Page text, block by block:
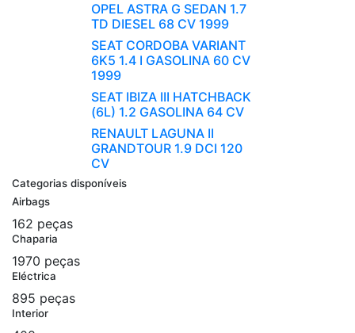
OPEL ASTRA G SEDAN 1.7
TD DIESEL 68 CV 1999
SEAT CORDOBA VARIANT
6K5 1.4 I GASOLINA 60 CV
1999
SEAT IBIZA III HATCHBACK
(6L) 1.2 GASOLINA 64 CV
RENAULT LAGUNA II
GRANDTOUR 1.9 DCI 120
CV
Categorias disponíveis
Airbags
162 peças
Chaparia
1970 peças
Eléctrica
895 peças
Interior